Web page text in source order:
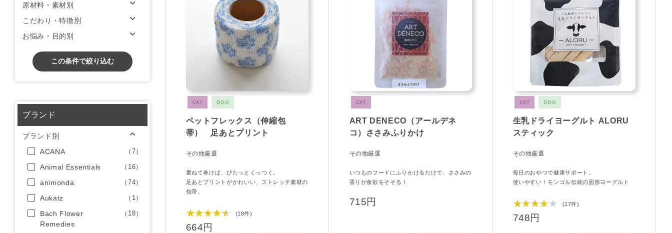
CAT DOG
ペットフレックス（伸縮包
帯） 足あとプリント
その他厳選
重ねて巻けば、ぴたっとくっつく。
足あとプリントがかわいい、ストレッチ素材の
包帯。
★★★★★ (18件)
664円
CAT
ART DENECO（アールデネ
コ）ささみふりかけ
その他厳選
いつものフードにふりかけるだけで、ささみの
香りが食欲をそそる！
715円
CAT DOG
生乳ドライヨーグルト ALORU
スティック
その他厳選
毎日のおやつで健康サポート。
使いやすい！モンゴル伝統の固形ヨーグルト
★★★★★ (17件)
748円
原材料・素材別
こだわり・特徴別
お悩み・目的別
この条件で絞り込む
ブランド
ブランド別
ACANA
（7）
Animal Essentials （16）
animonda （74）
Aukatz （1）
Bach Flower
Remedies
（18）